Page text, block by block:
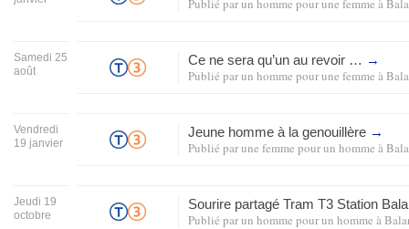
Publié parun homme pour une femme à
Samedi 25
août
Ce ne sera qu’un au revoir … →
Publié parun homme pour une femme à
Vendredi
19 janvier
Jeune homme à la genouillère →
Publié parune femme pour un homme à
Jeudi 19
octobre
Sourire partagé Tram T3 Station
Publié parun homme pour un homme à